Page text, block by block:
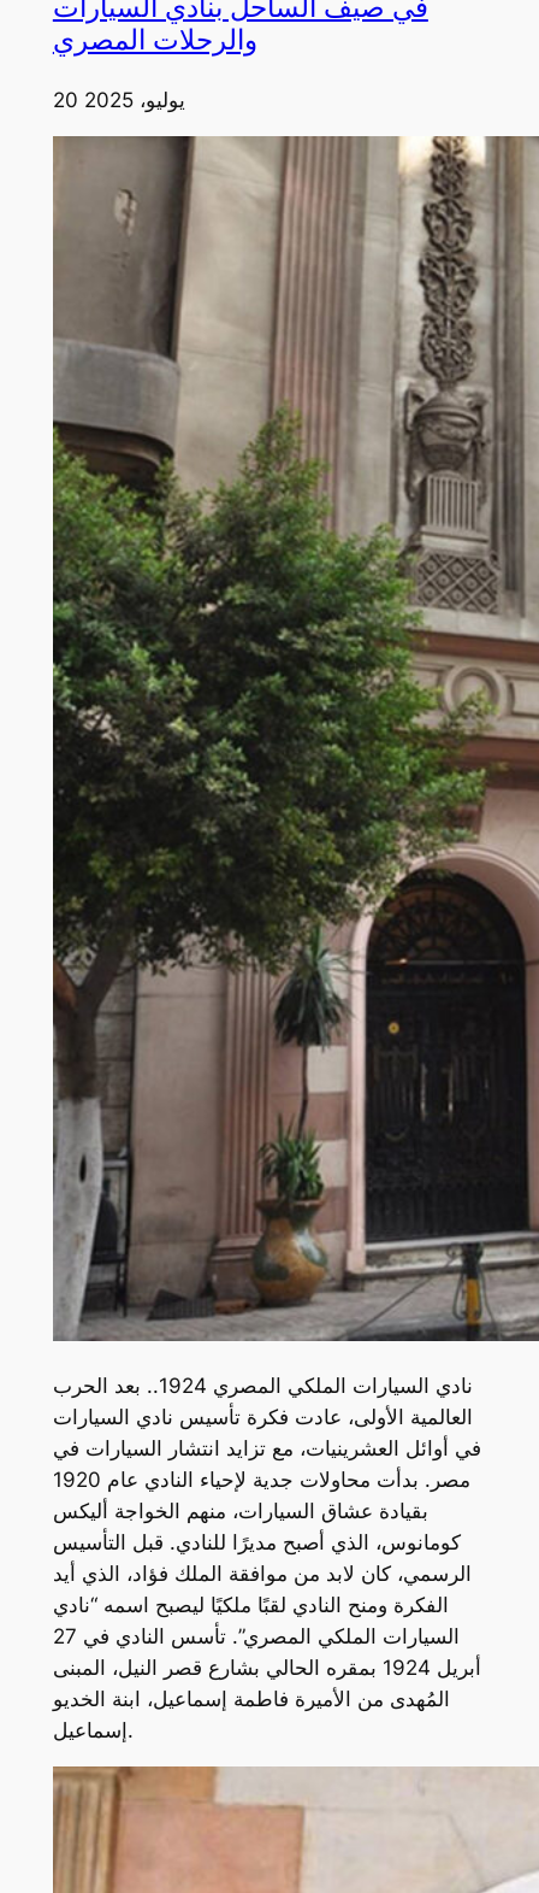
في صيف الساحل بنادي السيارات
والرحلات المصري
20 يوليو، 2025
نادي السيارات الملكي المصري 1924.. بعد الحرب
العالمية الأولى، عادت فكرة تأسيس نادي السيارات
في أوائل العشرينيات، مع تزايد انتشار السيارات في
مصر. بدأت محاولات جدية لإحياء النادي عام 1920
بقيادة عشاق السيارات، منهم الخواجة أليكس
كومانوس، الذي أصبح مديرًا للنادي. قبل التأسيس
الرسمي، كان لابد من موافقة الملك فؤاد، الذي أيد
الفكرة ومنح النادي لقبًا ملكيًا ليصبح اسمه “نادي
السيارات الملكي المصري”. تأسس النادي في 27
أبريل 1924 بمقره الحالي بشارع قصر النيل، المبنى
المُهدى من الأميرة فاطمة إسماعيل، ابنة الخديو
إسماعيل.